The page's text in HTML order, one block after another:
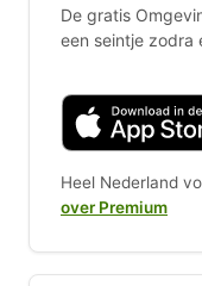
De gratis
een seintje zodra
Heel Nederland
over Premium